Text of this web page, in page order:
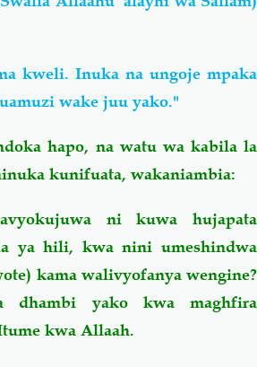
kweli. Inuka na ungoje mpaka
wake juu yako."
hapo, na watu wa kabila la
kunifuata, wakaniambia:
ni kuwa hujapata
ya hili, kwa nini umeshindwa
kama walivyofanya wengine?
dhambi yako kwa maghfira
kwa Allaah.